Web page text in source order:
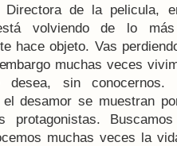
de la pelicula,
volviendo de lo
hace objeto. Vas
muchas veces
desea, sin
el desamor se muestran
protagonistas.
muchas veces la